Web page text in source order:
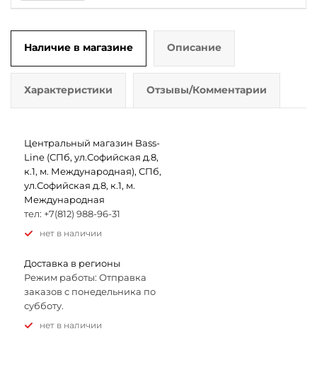
Наличие в магазине Описание
Характеристики Отзывы/Комментарии
Центральный магазин Bass-
Line (СПб, ул.Софийская д.8,
к.1, м. Международная), СПб,
ул.Софийская д.8, к.1, м.
Международная
тел: +7(812) 988-96-31
Нет в наличии
Доставка в регионы
Режим работы: Отправка
заказов с понедельника по
субботу.
Нет в наличии